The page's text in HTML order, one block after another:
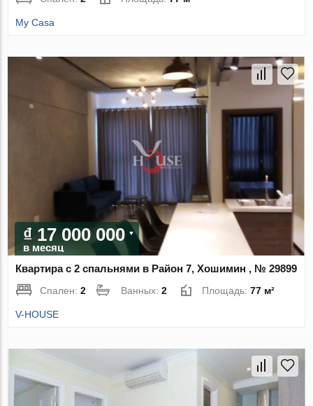
My Casa
₫ 17 000 000
в месяц
Квартира с 2 спальнями в Район 7, Хошимин , № 29899
Спален:2 Ванных:2 Площадь:77 м²
V-HOUSE